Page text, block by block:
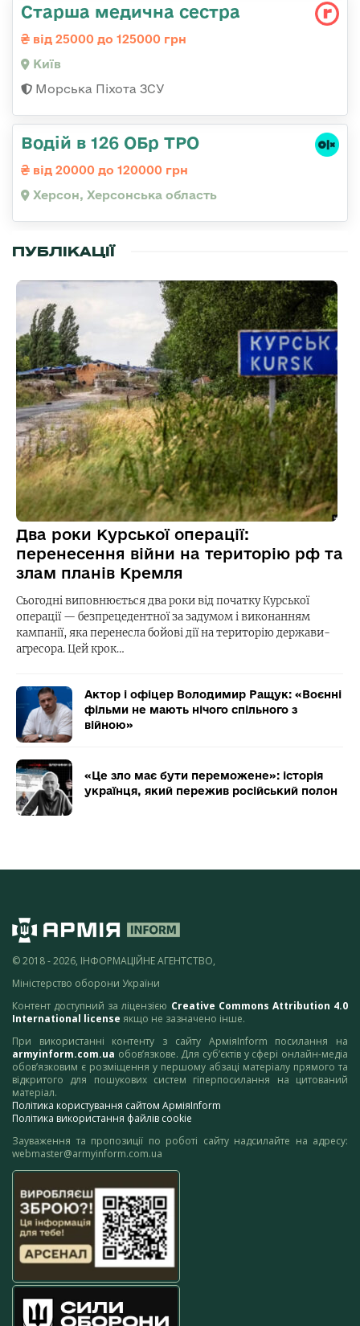
Старша медична сестра
від 25000 до 125000 грн
Київ
Морська Піхота ЗСУ
Водій в 126 ОБр ТРО
від 20000 до 120000 грн
Херсон, Херсонська область
ПУБЛІКАЦІЇ
Два роки Курської операції:
перенесення війни на територію рф та
злам планів Кремля
Сьогодні виповнюється два роки від початку Курської
операції — безпрецедентної за задумом і виконанням
кампанії, яка перенесла бойові дії на територію держави-
агресора. Цей крок…
Актор і офіцер Володимир Ращук: «Воєнні
фільми не мають нічого спільного з
війною»
«Це зло має бути переможене»: історія
українця, який пережив російський полон
© 2018 - 2026, ІНФОРМАЦІЙНЕ АГЕНТСТВО,
Міністерство оборони України
Контент доступний за ліцензією Creative Commons Attribution 4.0
International license якщо не зазначено інше.
При використанні контенту з сайту АрміяInform посилання на
armyinform.com.ua обов’язкове. Для суб’єктів у сфері онлайн-медіа
обов’язковим є розміщення у першому абзаці матеріалу прямого та
відкритого для пошукових систем гіперпосилання на цитований
матеріал.
Політика користування сайтом АрміяInform
Політика використання файлів cookie
Зауваження та пропозиції по роботі сайту надсилайте на адресу:
webmaster@armyinform.com.ua